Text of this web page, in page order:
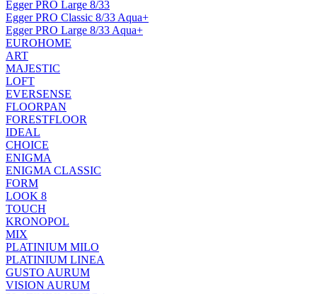
Egger PRO Large 8/33
Egger PRO Classic 8/33 Aqua+
Egger PRO Large 8/33 Aqua+
EUROHOME
ART
MAJESTIC
LOFT
EVERSENSE
FLOORPAN
FORESTFLOOR
IDEAL
CHOICE
ENIGMA
ENIGMA CLASSIC
FORM
LOOK 8
TOUCH
KRONOPOL
MIX
PLATINIUM MILO
PLATINIUM LINEA
GUSTO AURUM
VISION AURUM